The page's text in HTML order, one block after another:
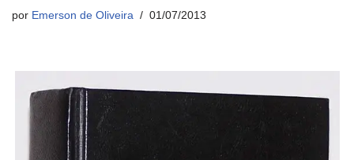
por Emerson de Oliveira 01/07/2013